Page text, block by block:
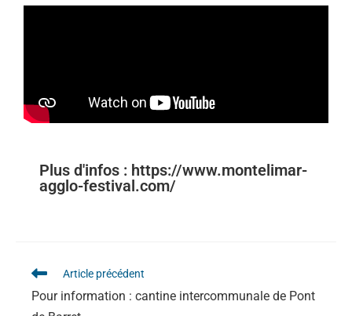
Plus d'infos : https://www.montelimar-
agglo-festival.com/
Article précédent
Pour information : cantine intercommunale de Pont